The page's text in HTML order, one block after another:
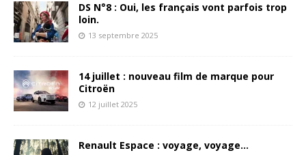
DS N°8 : Oui, les français vont parfois trop
loin.
13 septembre 2025
14 juillet : nouveau film de marque pour
Citroën
12 juillet 2025
Renault Espace : voyage, voyage…